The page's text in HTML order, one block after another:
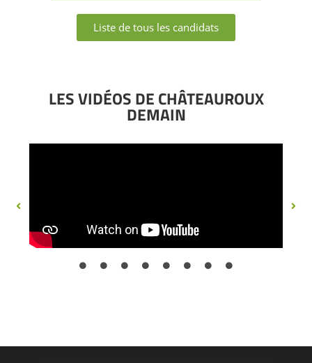
Liste de tous les candidats
LES VIDÉOS DE CHÂTEAUROUX
DEMAIN